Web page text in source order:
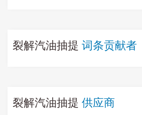
裂解汽油抽提 词条贡献者
裂解汽油抽提 供应商